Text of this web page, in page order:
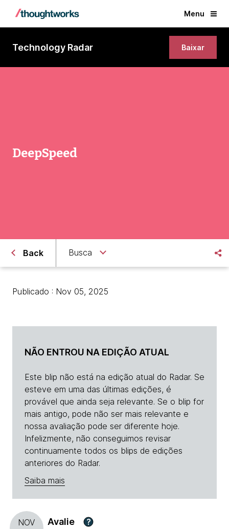
Menu
Technology Radar Baixar
DeepSpeed
Back Busca
Publicado : Nov 05, 2025
NÃO ENTROU NA EDIÇÃO ATUAL
Este blip não está na edição atual do Radar. Se
esteve em uma das últimas edições, é
provável que ainda seja relevante. Se o blip for
mais antigo, pode não ser mais relevante e
nossa avaliação pode ser diferente hoje.
Infelizmente, não conseguimos revisar
continuamente todos os blips de edições
anteriores do Radar.
Saiba mais
NOV
Avalie ?